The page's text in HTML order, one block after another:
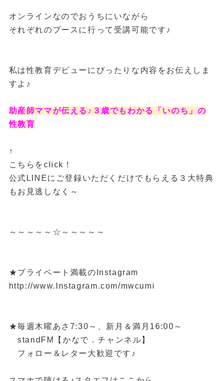
オンラインなのでおうちにいながら
それぞれのブースに行って受講可能です♪
私は性教育デビューにぴったりな内容をお伝えしま
すよ♪
助産師ママが伝える♪３歳でもわかる「いのち」の
性教育
↑
こちらをclick！
公式LINEにご登録いただくだけでもらえる３大特典
もお見逃しなく～
～～～～～☆～～～～～
★プライベート満載のInstagram
http://www.Instagram.com/mwcumi
★毎週木曜あさ7:30～、新月＆満月16:00～
standFM【かなで．チャンネル】
フォロー＆レター大歓迎です♪